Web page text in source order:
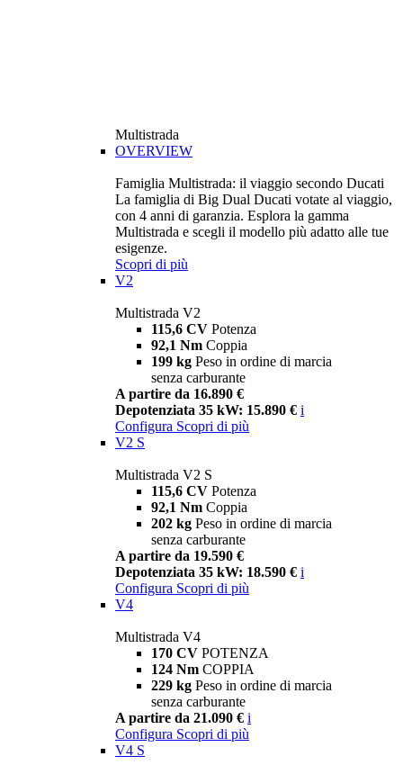
Multistrada
OVERVIEW
Famiglia Multistrada: il viaggio secondo Ducati
La famiglia di Big Dual Ducati votate al viaggio,
con 4 anni di garanzia. Esplora la gamma
Multistrada e scegli il modello più adatto alle tue
esigenze.
Scopri di più
V2
Multistrada V2
115,6 CV Potenza
92,1 Nm Coppia
199 kg Peso in ordine di marcia
senza carburante
A partire da 16.890 €
Depotenziata 35 kW: 15.890 € i
Configura Scopri di più
V2 S
Multistrada V2 S
115,6 CV Potenza
92,1 Nm Coppia
202 kg Peso in ordine di marcia
senza carburante
A partire da 19.590 €
Depotenziata 35 kW: 18.590 € i
Configura Scopri di più
V4
Multistrada V4
170 CV POTENZA
124 Nm COPPIA
229 kg Peso in ordine di marcia
senza carburante
A partire da 21.090 € i
Configura Scopri di più
V4 S